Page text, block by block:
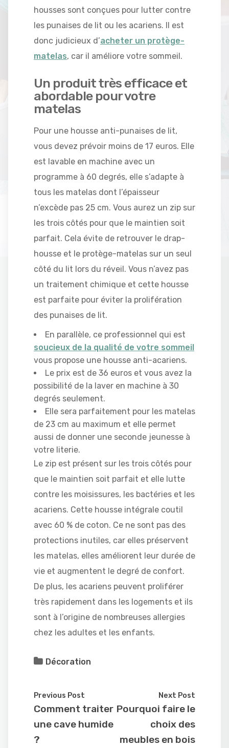
housses sont conçues pour lutter contre
les punaises de lit ou les acariens. Il est
donc judicieux d’acheter un protège-
matelas, car il améliore votre sommeil.
Un produit très efficace et
abordable pour votre
matelas
Pour une housse anti-punaises de lit,
vous devez prévoir moins de 17 euros. Elle
est lavable en machine avec un
programme à 60 degrés, elle s’adapte à
tous les matelas dont l’épaisseur
n’excède pas 25 cm. Vous aurez un zip sur
les trois côtés pour que le maintien soit
parfait. Cela évite de retrouver le drap-
housse et le protège-matelas sur un seul
côté du lit lors du réveil. Vous n’avez pas
un traitement chimique et cette housse
est parfaite pour éviter la prolifération
des punaises de lit.
En parallèle, ce professionnel qui est
soucieux de la qualité de votre sommeil
vous propose une housse anti-acariens.
Le prix est de 36 euros et vous avez la
possibilité de la laver en machine à 30
degrés seulement.
Elle sera parfaitement pour les matelas
de 23 cm au maximum et elle permet
aussi de donner une seconde jeunesse à
votre literie.
Le zip est présent sur les trois côtés pour
que le maintien soit parfait et elle lutte
contre les moisissures, les bactéries et les
acariens. Cette housse intégrale coutil
avec 60 % de coton. Ce ne sont pas des
protections inutiles, car elles préservent
les matelas, elles améliorent leur durée de
vie et augmentent le degré de confort.
De plus, les acariens peuvent proliférer
très rapidement dans les logements et ils
sont à l’origine de nombreuses allergies
chez les adultes et les enfants.
Décoration
Previous Post
Comment traiter
une cave humide
?
Next Post
Pourquoi faire le
choix des
meubles en bois